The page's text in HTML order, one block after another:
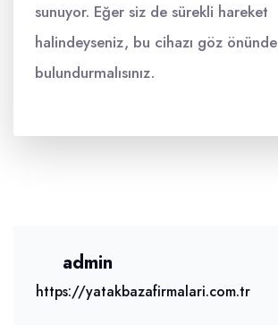
sunuyor. Eğer siz de sürekli hareket
halindeyseniz, bu cihazı göz önünde
bulundurmalısınız.
admin
https://yatakbazafirmalari.com.tr